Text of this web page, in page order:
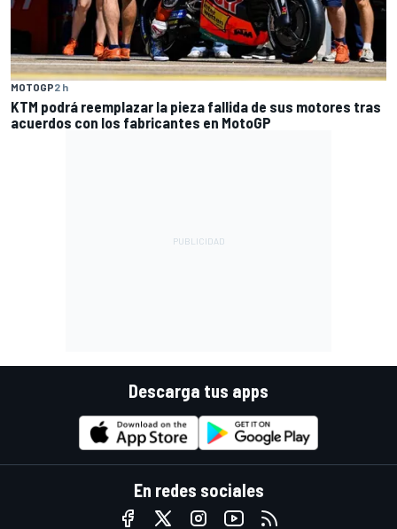
MOTOGP2 h
KTM podrá reemplazar la pieza fallida de sus motores tras
acuerdos con los fabricantes en MotoGP
Descarga tus apps
En redes sociales